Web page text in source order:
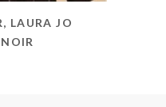
LAURA JO